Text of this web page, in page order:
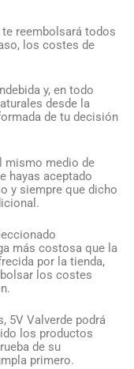
reembolsará todos
los costes de
y, en todo
desde la
de tu decisión
mismo medio de
hayas aceptado
y siempre que dicho
más costosa que la
por la tienda,
los costes
5V Valverde podrá
los productos
de su
primero.